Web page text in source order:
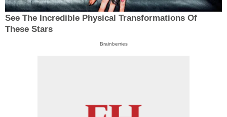
See The Incredible Physical Transformations Of
These Stars
Brainberries